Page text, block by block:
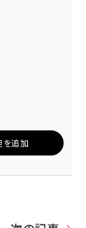
を追加